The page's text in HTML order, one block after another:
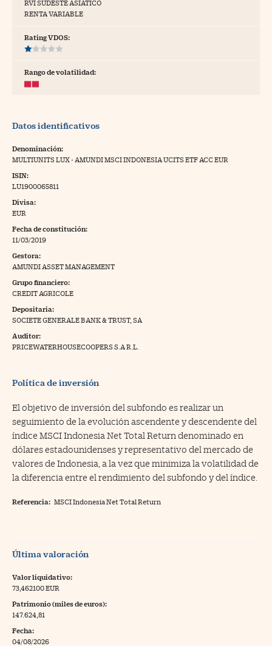
Pyme
Trading
a Cinco Días
RVI SUDESTE ASIÁTICO
RENTA VARIABLE
Rating VDOS:
Rango de volatilidad:
Datos identificativos
Denominación:
MULTIUNITS LUX - AMUNDI MSCI INDONESIA UCITS ETF ACC EUR
ISIN:
LU1900065811
Divisa:
EUR
Fecha de constitución:
11/03/2019
Gestora:
AMUNDI ASSET MANAGEMENT
Grupo financiero:
CREDIT AGRICOLE
Depositaria:
SOCIETE GENERALE BANK & TRUST, SA
Auditor:
PRICEWATERHOUSECOOPERS S.A R.L.
Política de inversión
El objetivo de inversión del subfondo es realizar un
seguimiento de la evolución ascendente y descendente del
índice MSCI Indonesia Net Total Return denominado en
dólares estadounidenses y representativo del mercado de
valores de Indonesia, a la vez que minimiza la volatilidad de
la diferencia entre el rendimiento del subfondo y del índice.
Referencia: MSCI Indonesia Net Total Return
Última valoración
Valor liquidativo:
73,462100 EUR
Patrimonio (miles de euros):
147.624,81
Fecha:
04/08/2026